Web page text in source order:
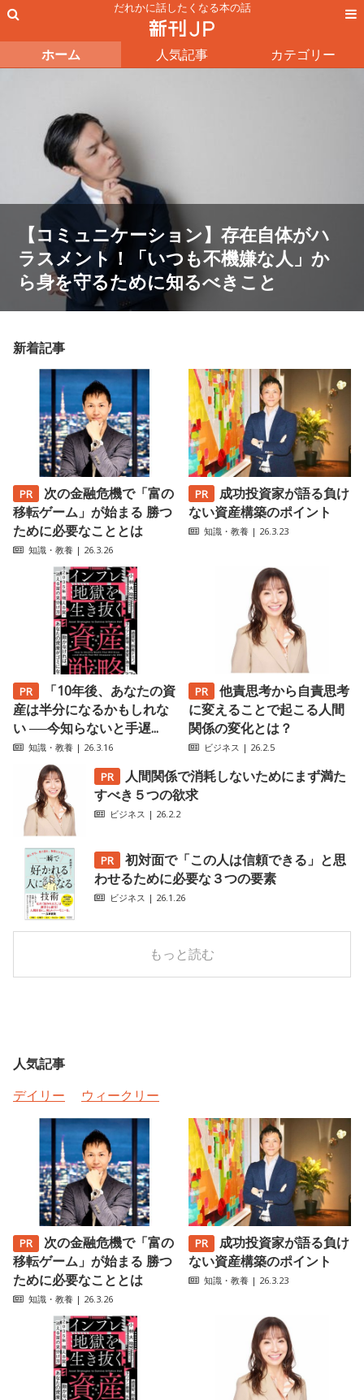
だれかに話したくなる本の話
ホーム 人気記事 カテゴリー
【コミュニケーション】存在自体がハ
ラスメント！「いつも不機嫌な人」か
ら身を守るために知るべきこと
新着記事
次の金融危機で「富の
移転ゲーム」が始まる 勝つ
ために必要なこととは
知識・教養 | 26.3.26
成功投資家が語る負け
ない資産構築のポイント
知識・教養 | 26.3.23
「10年後、あなたの資
産は半分になるかもしれな
い ──今知らないと手遅...
知識・教養 | 26.3.16
他責思考から自責思考
に変えることで起こる人間
関係の変化とは？
ビジネス | 26.2.5
人間関係で消耗しないためにまず満た
すべき５つの欲求
ビジネス | 26.2.2
初対面で「この人は信頼できる」と思
わせるために必要な３つの要素
ビジネス | 26.1.26
もっと読む
人気記事
デイリー
ウィークリー
次の金融危機で「富の
移転ゲーム」が始まる 勝つ
ために必要なこととは
知識・教養 | 26.3.26
成功投資家が語る負け
ない資産構築のポイント
知識・教養 | 26.3.23